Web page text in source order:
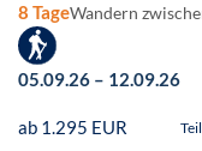
8 TageWandern
05.09.26 – 12.09.26
ab 1.295 EUR